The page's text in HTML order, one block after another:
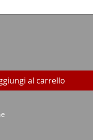
al carrello